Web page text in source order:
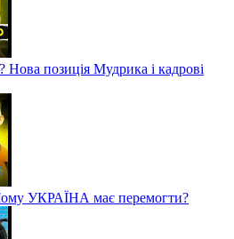
Нова позиція Мудрика і кадрові
УКРАЇНА має перемогти?